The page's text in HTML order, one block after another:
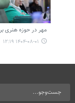
مهر در حوزه هنری
۱۴۰۴-۰۸-۰۱ ۱۲:۱۹